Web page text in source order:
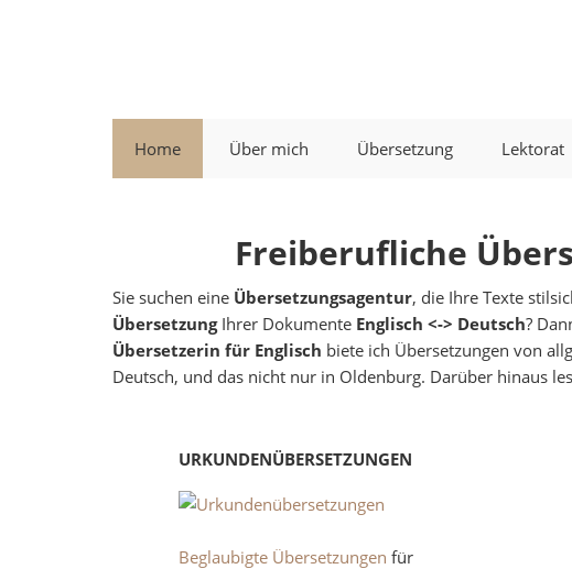
Home Über mich Übersetzung Lektorat
Freiberufliche
Sie suchen eine Übersetzungsagentur, die Ihre Texte
ÜbersetzungIhrer Dokumente Englisch <-> Deutsch?
Übersetzerin für Englisch biete ich Übersetzungen von
Deutsch, und das nicht nur in Oldenburg. Darüber hinaus
URKUNDENÜBERSETZUNGEN
Beglaubigte Übersetzungen für